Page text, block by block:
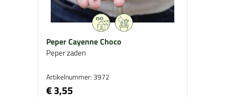
Peper Cayenne Choco
Peper zaden
Artikelnummer: 3972
€ 3,55